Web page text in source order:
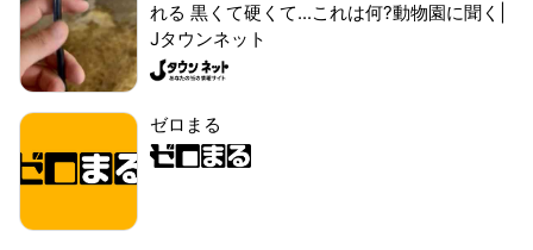
れる 黒くて硬くて...これは何?動物園に聞く|
Jタウンネット
ゼロまる